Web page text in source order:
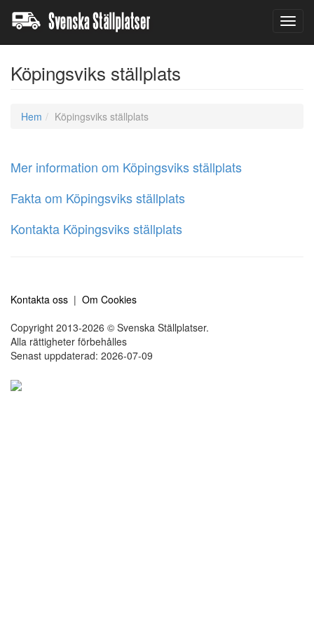
Köpingsviks ställplats
Hem Köpingsviks ställplats
Mer information om Köpingsviks ställplats
Fakta om Köpingsviks ställplats
Kontakta Köpingsviks ställplats
Kontakta oss | Om Cookies
Copyright 2013-2026 © Svenska Ställplatser.
Alla rättigheter förbehålles
Senast uppdaterad: 2026-07-09